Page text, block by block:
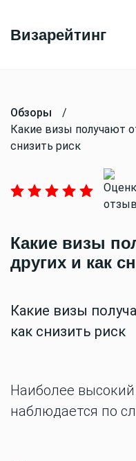
Визарейтинг
Обзоры
/
Какие визы получают
снизить риск
Какие визы
других и как
Какие визы
как снизить риск
Наиболее
наблюдается по